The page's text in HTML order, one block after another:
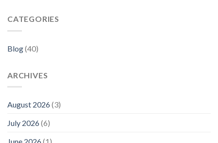
CATEGORIES
Blog(40)
ARCHIVES
August 2026(3)
July 2026(6)